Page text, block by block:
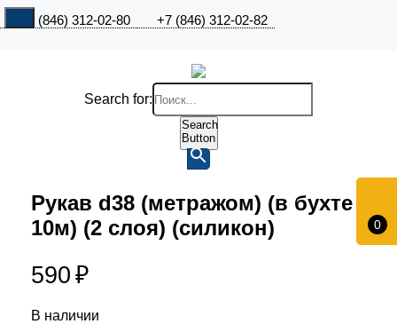
+7 (846) 312-02-80 +7 (846) 312-02-82
0
Search for:
Search
Button
Рукав d38 (метражом) (в бухте
10м) (2 слоя) (силикон)
590 ₽
В наличии